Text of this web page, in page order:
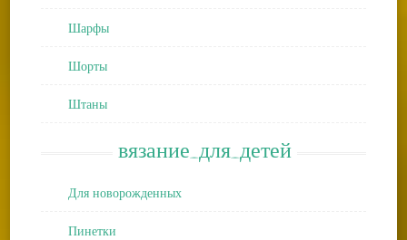
Шарфы
Шорты
Штаны
вязание_для_детей
Для новорожденных
Пинетки